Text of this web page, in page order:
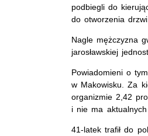
podbiegli do
do otworzenia
Nagle mężczyzna
jarosławskiej
Powiadomieni o
w Makowisku. Za
organizmie 2,42
i nie ma aktualnych
41-latek trafił do